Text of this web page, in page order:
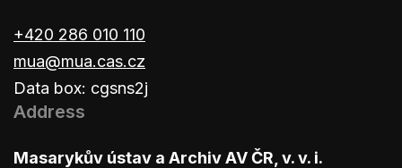
+420 286 010 110
mua@mua.cas.cz
Data box: cgsns2j
Address
Masarykův ústav a Archiv AV ČR, v. v. i.